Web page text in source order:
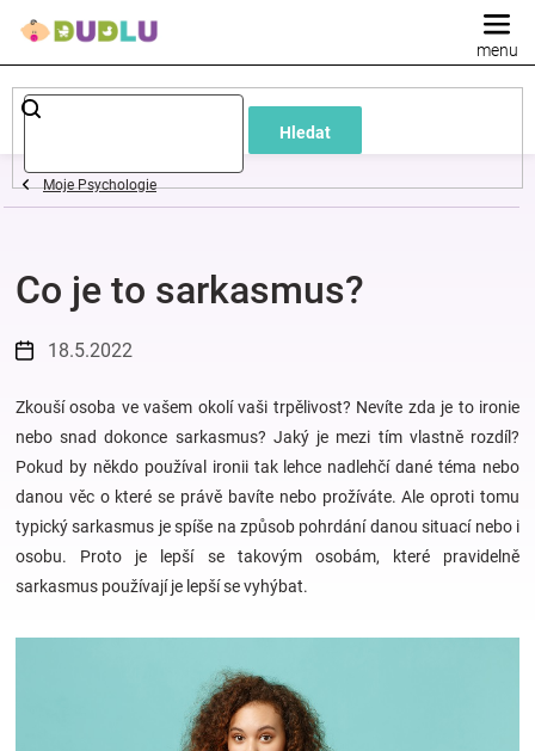
Hledat
Dětské
a
oblečení
Pokojíček
a
kojenecká
výbava
Hračky
Moje Psychologie
Co je to sarkasmus?
18.5.2022
Zkouší osoba ve vašem okolí vaši trpělivost? Nevíte zda je to ironie
nebo snad dokonce sarkasmus? Jaký je mezi tím vlastně rozdíl?
Pokud by někdo používal ironii tak lehce nadlehčí dané téma nebo
danou věc o které se právě bavíte nebo prožíváte. Ale oproti tomu
typický sarkasmus je spíše na způsob pohrdání danou situací nebo i
osobu. Proto je lepší se takovým osobám, které pravidelně
sarkasmus používají je lepší se vyhýbat.